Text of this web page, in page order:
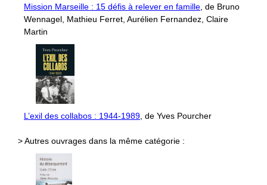
Mission Marseille : 15 défis à relever en famille , de Bruno
Wennagel, Mathieu Ferret, Aurélien Fernandez, Claire
Martin
L’exil des collabos : 1944-1989 , de Yves Pourcher
> Autres ouvrages dans la même catégorie :